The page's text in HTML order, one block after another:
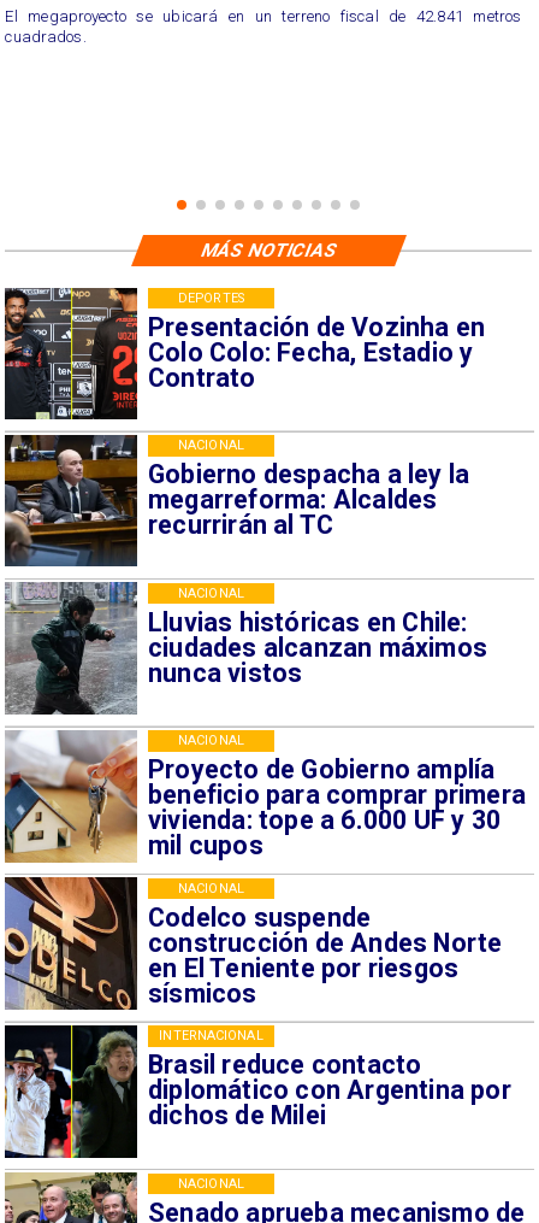
El megaproyecto se ubicará en un terreno fiscal de 42.841 metros
cuadrados.
Presentación de Vozinha en
Colo Colo: Fecha, Estadio y
Contrato
DEPORTES
Gobierno despacha a ley la
megarreforma: Alcaldes
recurrirán al TC
NACIONAL
Lluvias históricas en Chile:
ciudades alcanzan máximos
nunca vistos
NACIONAL
Proyecto de Gobierno amplía
beneficio para comprar primera
vivienda: tope a 6.000 UF y 30
mil cupos
NACIONAL
Codelco suspende
construcción de Andes Norte
en El Teniente por riesgos
sísmicos
NACIONAL
Brasil reduce contacto
diplomático con Argentina por
dichos de Milei
INTERNACIONAL
Senado aprueba mecanismo de
NACIONAL
MÁS NOTICIAS